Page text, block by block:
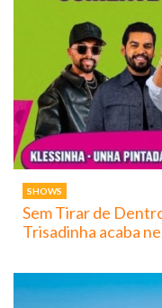
SHOWS
Sem Tirar de
Trisadinha acaba